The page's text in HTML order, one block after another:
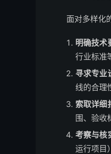
面对多样化
明确技术
行业标准
寻求专业
线的合理
索取详细
围、验收
考察与核
运行项目